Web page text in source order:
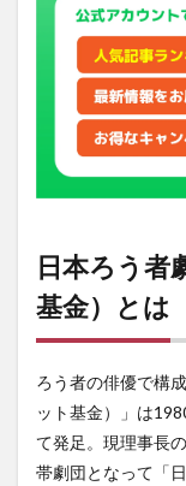
ット
とは
「手
話狂
イベ
日本ろう者
基金）とは
ろう者の俳優で構
ット基金）」は
て発足。現理事長
帯劇団となって「